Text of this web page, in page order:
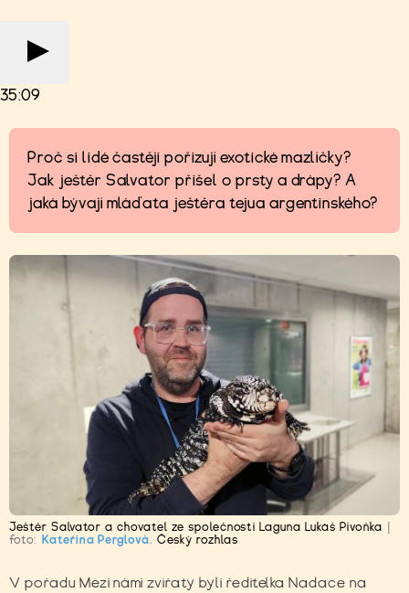
35:09
Proč si lidé častěji pořizují exotické mazlíčky?
Jak ještěr Salvator přišel o prsty a drápy? A
jaká bývají mláďata ještěra tejua argentinského?
Ještěr Salvator a chovatel ze společnosti Laguna Lukáš Pivoňka
foto: Kateřina Perglová,Český rozhlas
V pořadu Mezi námi zvířaty byli ředitelka Nadace na